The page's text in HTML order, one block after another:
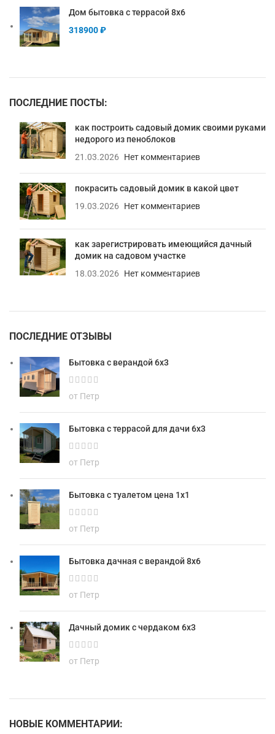
Дом бытовка с террасой 8х6
318900₽
ПОСЛЕДНИЕ ПОСТЫ:
как построить садовый домик своими руками
недорого из пеноблоков
21.03.2026
Нет комментариев
покрасить садовый домик в какой цвет
19.03.2026
Нет комментариев
как зарегистрировать имеющийся дачный
домик на садовом участке
18.03.2026
Нет комментариев
ПОСЛЕДНИЕ ОТЗЫВЫ
Бытовка с верандой 6х3
от Петр
Бытовка с террасой для дачи 6х3
от Петр
Бытовка с туалетом цена 1х1
от Петр
Бытовка дачная с верандой 8х6
от Петр
Дачный домик с чердаком 6х3
от Петр
НОВЫЕ КОММЕНТАРИИ: